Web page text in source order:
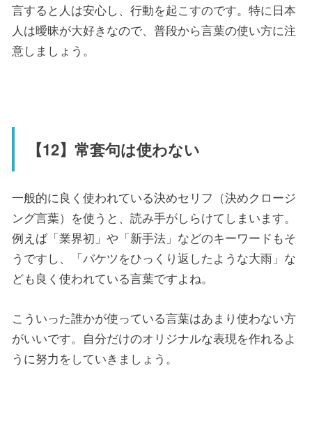
言すると人は安心し、行動を起こすのです。特に日本
人は曖昧が大好きなので、普段から言葉の使い方に注
意しましょう。
【12】常套句は使わない
一般的に良く使われている決めセリフ（決めクロージ
ング言葉）を使うと、読み手がしらけてしまいます。
例えば「業界初」や「新手法」などのキーワードもそ
うですし、「バケツをひっくり返したような大雨」な
ども良く使われている言葉ですよね。
こういった誰かが使っている言葉はあまり使わない方
がいいです。自分だけのオリジナルな表現を作れるよ
うに努力をしていきましょう。